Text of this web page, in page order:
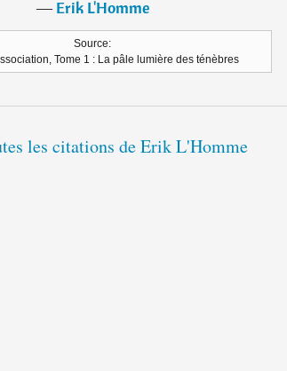
―Erik L'Homme
Source:
Tome 1 : La pâle lumière des ténèbres
les citations de Erik L'Homme